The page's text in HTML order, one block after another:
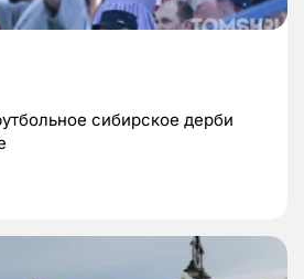
сибирское дерби